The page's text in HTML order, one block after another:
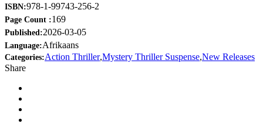
ISBN:978-1-99743-256-2
Page Count :169
Published:2026-03-05
Language:Afrikaans
Categories:Action Thriller,Mystery Thriller Suspense,New Releases
Share